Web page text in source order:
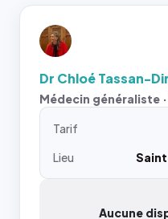
Dr Chloé Tassan-
Médecin généraliste
Tarif
Lieu
Aucune